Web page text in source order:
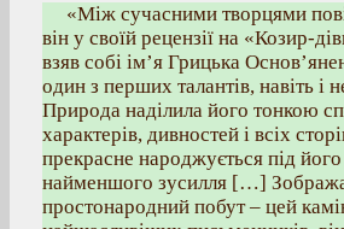
«Між сучасними творцями
він у своїй рецензії на «Козир-
взяв собі ім’я Грицька
один з перших талантів, навіть і
Природа наділила його тонкою
характерів, дивностей і всіх
прекрасне народжується під
найменшого зусилля […]
простонародний побут – цей